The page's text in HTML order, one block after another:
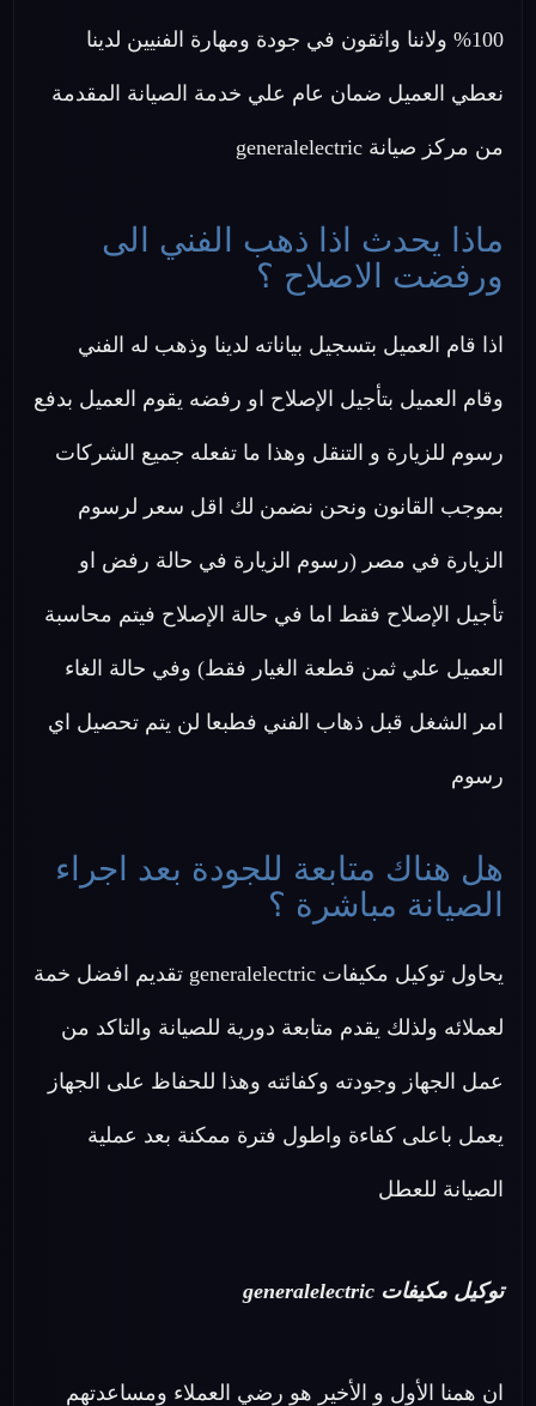
100% ولاننا واثقون في جودة ومهارة الفنيين لدينا
نعطي العميل ضمان عام علي خدمة الصيانة المقدمة
من مركز صيانة generalelectric
ماذا يحدث اذا ذهب الفني الى
ورفضت الاصلاح ؟
اذا قام العميل بتسجيل بياناته لدينا وذهب له الفني
وقام العميل بتأجيل الإصلاح او رفضه يقوم العميل بدفع
رسوم للزيارة و التنقل وهذا ما تفعله جميع الشركات
بموجب القانون ونحن نضمن لك اقل سعر لرسوم
الزيارة في مصر (رسوم الزيارة في حالة رفض او
تأجيل الإصلاح فقط اما في حالة الإصلاح فيتم محاسبة
العميل علي ثمن قطعة الغيار فقط) وفي حالة الغاء
امر الشغل قبل ذهاب الفني فطبعا لن يتم تحصيل اي
رسوم
هل هناك متابعة للجودة بعد اجراء
الصيانة مباشرة ؟
يحاول توكيل مكيفات generalelectric تقديم افضل خمة
لعملائه ولذلك يقدم متابعة دورية للصيانة والتاكد من
عمل الجهاز وجودته وكفائته وهذا للحفاظ على الجهاز
يعمل باعلى كفاءة واطول فترة ممكنة بعد عملية
الصيانة للعطل
توكيل مكيفات generalelectric
ان همنا الأول و الأخير هو رضي العملاء ومساعدتهم